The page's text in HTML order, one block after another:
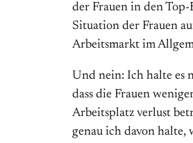
der Frauen in den
Situation der Frauen
Arbeitsmarkt im
Und nein: Ich halte es
dass die Frauen
Arbeitsplatz verlust
genau ich davon halte,